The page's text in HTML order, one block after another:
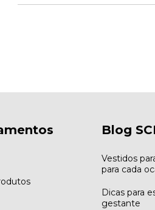
Blog
Vestidos
para cada
Dicas para
gestante